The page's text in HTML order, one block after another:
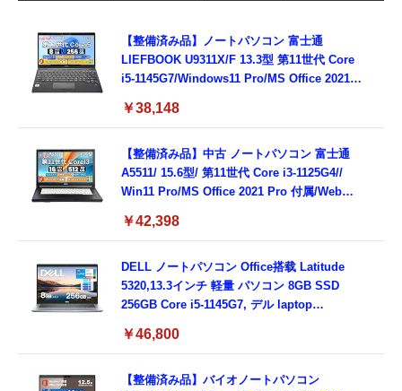
【整備済み品】ノートパソコン 富士通
LIEFBOOK U9311X/F 13.3型 第11世代 Core
i5-1145G7/Windows11 Pro/MS Office 2021搭
Type-C/360度回転対応/有線静音マウス付
8GB,SSD256GB)
￥38,148
【整備済み品】中古 ノートパソコン 富士通
A5511/ 15.6型/ 第11世代 Core i3-1125G4//
Win11 Pro/MS Office 2021 Pro 付属/Webカ
3.0)/ 有線静音マウス付属/ 180日保証（メモリ
￥42,398
DELL ノートパソコン Office搭载 Latitude
5320,13.3インチ 軽量 パソコン 8GB SSD
256GB Core i5-1145G7, デル laptop
ド付き (整備済み品)
￥46,800
【整備済み品】バイオノートパソコン